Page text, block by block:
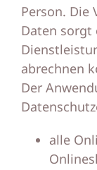
Person. Die
Daten sorgt
abrechnen
Der
alle